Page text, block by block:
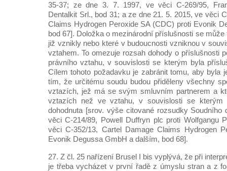
35-37; ze dne 3. 7. 1997, ve věci C-269/95,
Dentalkit Srl., bod 31; a ze dne 21. 5. 2015, ve věci
Claims Hydrogen Peroxide SA (CDC) proti Evonik
bod 67]. Doložka o mezinárodní příslušnosti se
již vznikly nebo které v budoucnosti vzniknou v
vztahem. To omezuje rozsah dohody o příslušnosti
právního vztahu, v souvislosti se kterým byla
Cílem tohoto požadavku je zabránit tomu, aby byla
tím, že určitému soudu budou přiděleny všechny
vztazích, jež má se svým smluvním partnerem a
vztazích než ve vztahu, v souvislosti se kterým
dohodnuta [srov. výše citované rozsudky Soudního
věci C-214/89, Powell Duffryn plc proti Wolfgangu
věci C-352/13, Cartel Damage Claims Hydrogen
Evonik Degussa GmbH a dalším, bod 68].
27. Z čl. 25 nařízení Brusel I bis vyplývá, že při
je třeba vycházet v první řadě z úmyslu stran a z